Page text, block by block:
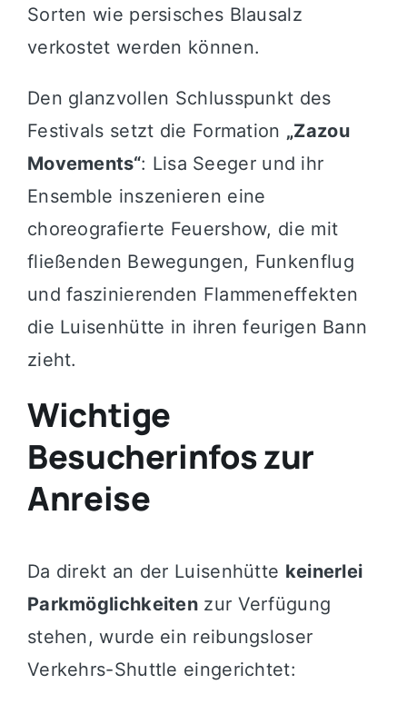
Sorten wie persisches Blausalz
verkostet werden können.
Den glanzvollen Schlusspunkt des
Festivals setzt die Formation „Zazou
Movements“: Lisa Seeger und ihr
Ensemble inszenieren eine
choreografierte Feuershow, die mit
fließenden Bewegungen, Funkenflug
und faszinierenden Flammeneffekten
die Luisenhütte in ihren feurigen Bann
zieht.
Wichtige
Besucherinfos zur
Anreise
Da direkt an der Luisenhütte keinerlei
Parkmöglichkeiten zur Verfügung
stehen, wurde ein reibungsloser
Verkehrs-Shuttle eingerichtet: